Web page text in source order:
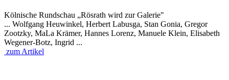
Kölnische Rundschau „Rösrath wird zur Galerie"
... Wolfgang Heuwinkel, Herbert Labusga, Stan Gonia, Gregor
Zootzky, MaLa Krämer, Hannes Lorenz, Manuele Klein, Elisabeth
Wegener-Botz, Ingrid ...
zum Artikel